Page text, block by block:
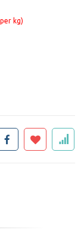
kg)